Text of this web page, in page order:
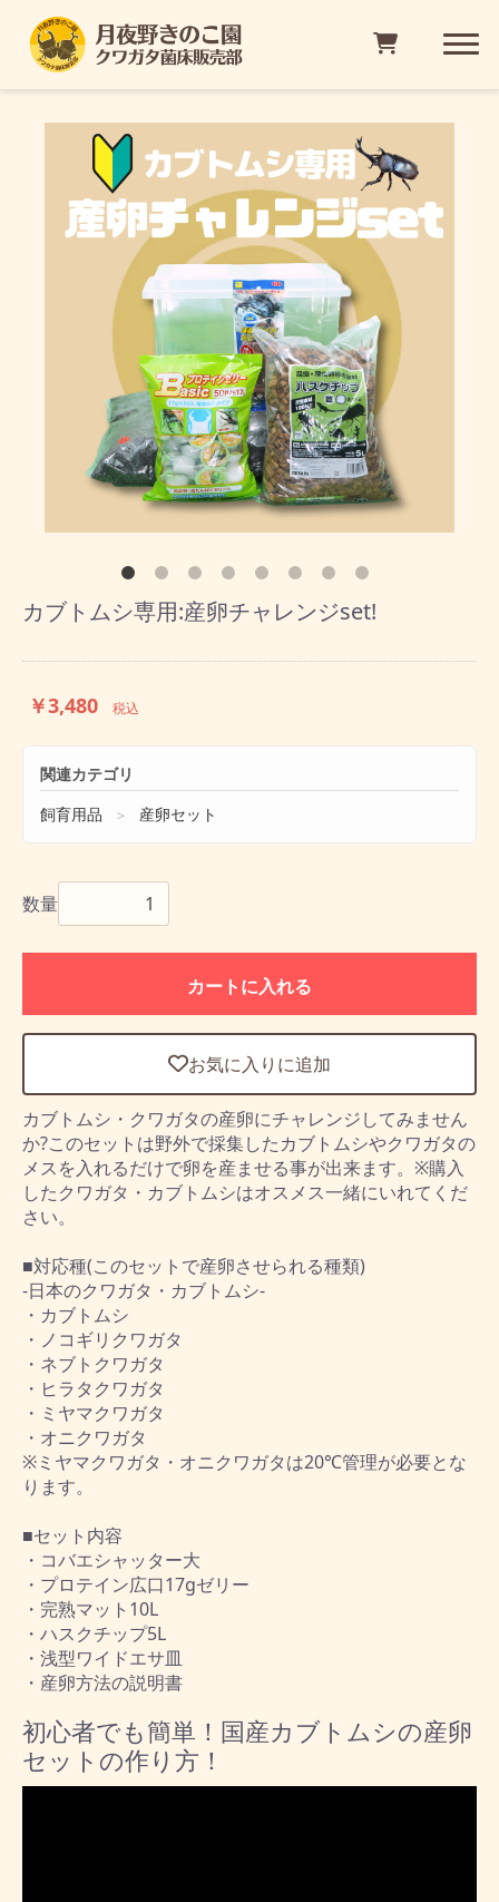
カブトムシ専用:産卵チャレンジset!
￥3,480 税込
関連カテゴリ
飼育用品
＞ 産卵セット
数量
カートに入れる
お気に入りに追加
カブトムシ・クワガタの産卵にチャレンジしてみません
か?このセットは野外で採集したカブトムシやクワガタの
メスを入れるだけで卵を産ませる事が出来ます。※購入
したクワガタ・カブトムシはオスメス一緒にいれてくだ
さい。
■対応種(このセットで産卵させられる種類)
-日本のクワガタ・カブトムシ-
・カブトムシ
・ノコギリクワガタ
・ネブトクワガタ
・ヒラタクワガタ
・ミヤマクワガタ
・オニクワガタ
※ミヤマクワガタ・オニクワガタは20℃管理が必要とな
ります。
■セット内容
・コバエシャッター大
・プロテイン広口17gゼリー
・完熟マット10L
・ハスクチップ5L
・浅型ワイドエサ皿
・産卵方法の説明書
初心者でも簡単！国産カブトムシの産卵
セットの作り方！